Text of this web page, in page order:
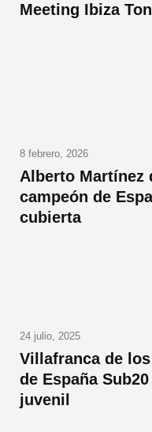
Meeting Ibiza
8 febrero, 2026
Alberto Martínez
campeón de
cubierta
24 julio, 2025
Villafranca de
de España
juvenil